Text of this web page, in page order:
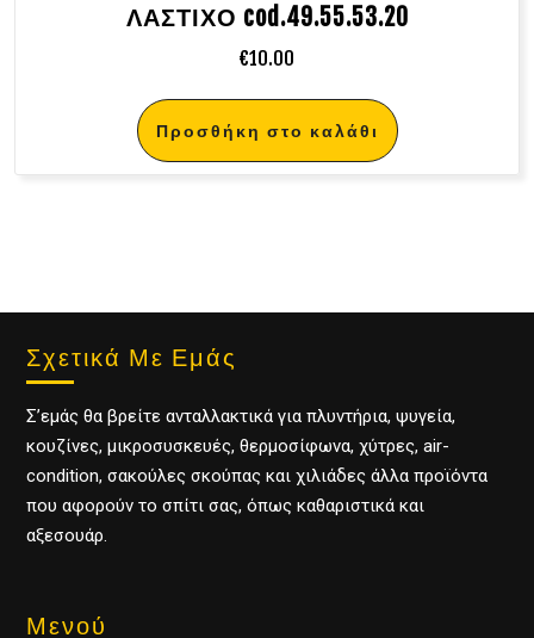
ΛΑΣΤΙΧΟ cod.49.55.53.20
€10.00
Προσθήκη στο καλάθι
Σχετικά Με Εμάς
Σ’εμάς θα βρείτε ανταλλακτικά για πλυντήρια, ψυγεία,
κουζίνες, μικροσυσκευές, θερμοσίφωνα, χύτρες, air-
condition, σακούλες σκούπας και χιλιάδες άλλα προϊόντα
που αφορούν το σπίτι σας, όπως καθαριστικά και
αξεσουάρ.
Μενού